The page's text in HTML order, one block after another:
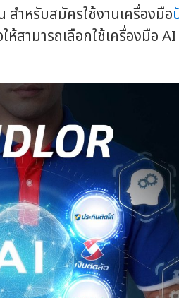
ำหรับสมัครใช้งานเครื่องมือ
ามารถเลือกใช้เครื่องมือ AI